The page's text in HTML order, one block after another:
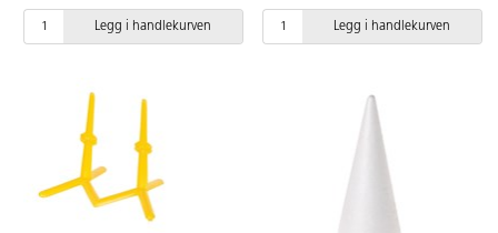
Legg i handlekurven Legg i handlekurven